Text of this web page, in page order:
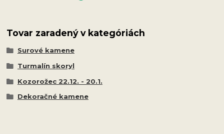
Tovar zaradený v kategóriách
Surové kamene
Turmalín skoryl
Kozorožec 22.12. - 20.1.
Dekoračné kamene